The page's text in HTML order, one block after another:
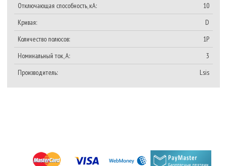
Отключающая способность, кА:
10
Кривая:
D
Количество полюсов:
1P
Номинальный ток, A:
3
Производитель:
Lsis